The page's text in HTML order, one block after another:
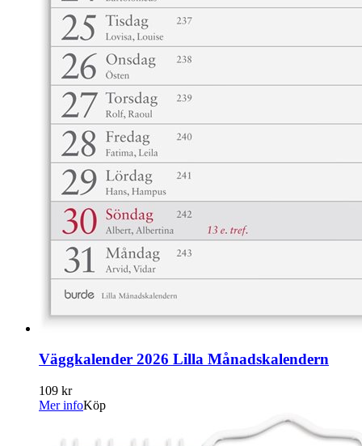
Väggkalender 2026 Lilla Månadskalendern
109 kr
Mer infoKöp